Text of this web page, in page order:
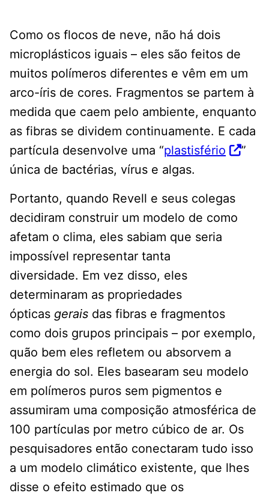
Como os flocos de neve, não há dois
microplásticos iguais – eles são feitos de
muitos polímeros diferentes e vêm em um
arco-íris de cores. Fragmentos se partem à
medida que caem pelo ambiente, enquanto
as fibras se dividem continuamente. E cada
partícula desenvolve uma “plastisfério
”
única de bactérias, vírus e algas.
Portanto, quando Revell e seus colegas
decidiram construir um modelo de como
afetam o clima, eles sabiam que seria
impossível representar tanta
diversidade. Em vez disso, eles
determinaram as propriedades
ópticas gerais das fibras e fragmentos
como dois grupos principais – por exemplo,
quão bem eles refletem ou absorvem a
energia do sol. Eles basearam seu modelo
em polímeros puros sem pigmentos e
assumiram uma composição atmosférica de
100 partículas por metro cúbico de ar. Os
pesquisadores então conectaram tudo isso
a um modelo climático existente, que lhes
disse o efeito estimado que os